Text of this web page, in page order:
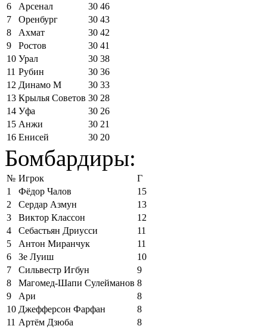
6
Арсенал 30 46
7
Оренбург 30 43
8
Ахмат 30 42
9
Ростов 30 41
10 Урал 30 38
11 Рубин 30 36
12 Динамо М 30 33
13 Крылья Советов 30 28
14 Уфа 30 26
15 Анжи 30 21
16 Енисей 30 20
Бомбардиры:
№ Игрок
Г
1
Фёдор Чалов
15
2
Сердар Азмун
13
3
Виктор Классон
12
4
Себастьян Дриусси
11
5
Антон Миранчук
11
6
Зе Луиш
10
7
Сильвестр Игбун
9
8
Магомед-Шапи Сулейманов 8
9
Ари
8
10 Джефферсон Фарфан
8
11 Артём Дзюба
8